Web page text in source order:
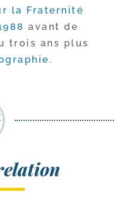
la Fraternité
avant de
trois ans plus
.